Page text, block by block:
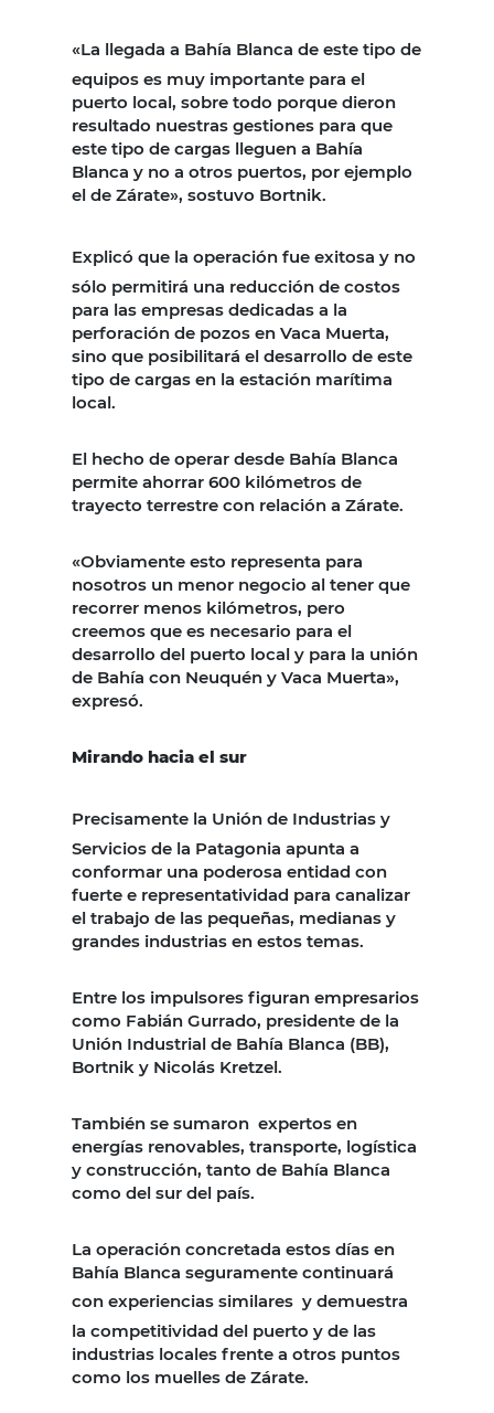
«La llegada a Bahía Blanca de este tipo de
equipos es muy importante para el
puerto local, sobre todo porque dieron
resultado nuestras gestiones para que
este tipo de cargas lleguen a Bahía
Blanca y no a otros puertos, por ejemplo
el de Zárate», sostuvo Bortnik.
Explicó que la operación fue exitosa y no
sólo permitirá una reducción de costos
para las empresas dedicadas a la
perforación de pozos en Vaca Muerta,
sino que posibilitará el desarrollo de este
tipo de cargas en la estación marítima
local.
El hecho de operar desde Bahía Blanca
permite ahorrar 600 kilómetros de
trayecto terrestre con relación a Zárate.
«Obviamente esto representa para
nosotros un menor negocio al tener que
recorrer menos kilómetros, pero
creemos que es necesario para el
desarrollo del puerto local y para la unión
de Bahía con Neuquén y Vaca Muerta»,
expresó.
Mirando hacia el sur
Precisamente la Unión de Industrias y
Servicios de la Patagonia apunta a
conformar una poderosa entidad con
fuerte e representatividad para canalizar
el trabajo de las pequeñas, medianas y
grandes industrias en estos temas.
Entre los impulsores figuran empresarios
como Fabián Gurrado, presidente de la
Unión Industrial de Bahía Blanca (BB),
Bortnik y Nicolás Kretzel.
También se sumaron expertos en
energías renovables, transporte, logística
y construcción, tanto de Bahía Blanca
como del sur del país.
La operación concretada estos días en
Bahía Blanca seguramente continuará
con experiencias similares y demuestra
la competitividad del puerto y de las
industrias locales frente a otros puntos
como los muelles de Zárate.